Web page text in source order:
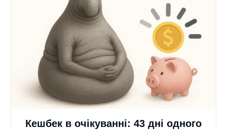
Кешбек в очікуванні: 43 дні одного